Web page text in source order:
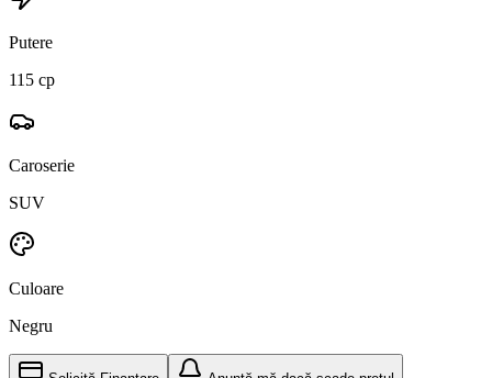
Putere
115 cp
Caroserie
SUV
Culoare
Negru